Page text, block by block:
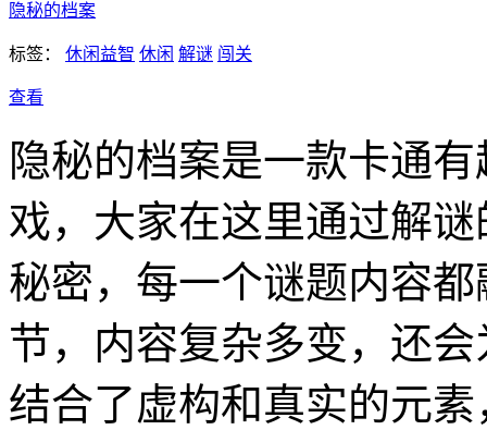
隐秘的档案
标签： 休闲益智 休闲 解谜 闯关
查看
隐秘的档案是一款卡通
戏，大家在这里通过解
秘密，每一个谜题内容
节，内容复杂多变，还
结合了虚构和真实的元